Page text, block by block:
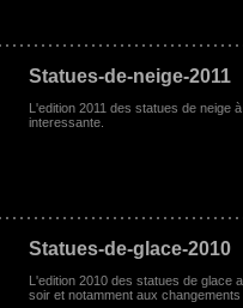
Statues-de-neige-2011
L'edition 2011 des statues de neige
interessante.
Statues-de-glace-2010
L'edition 2010 des statues de glace
soir et notamment aux